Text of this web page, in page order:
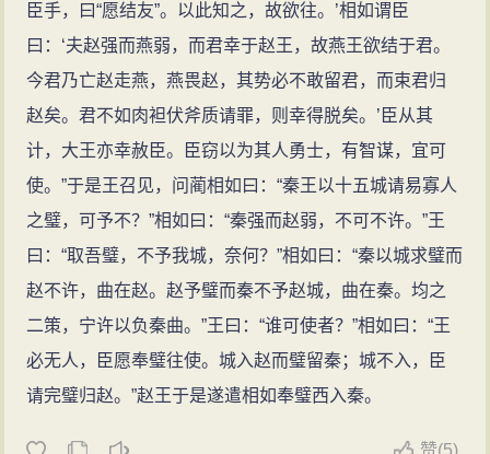
臣手，曰“愿结友”。以此知之，故欲往。’相如谓臣
曰：‘夫赵强而燕弱，而君幸于赵王，故燕王欲结于君。
今君乃亡赵走燕，燕畏赵，其势必不敢留君，而束君归
赵矣。君不如肉袒伏斧质请罪，则幸得脱矣。’臣从其
计，大王亦幸赦臣。臣窃以为其人勇士，有智谋，宜可
使。”于是王召见，问蔺相如曰：“秦王以十五城请易寡人
之璧，可予不？”相如曰：“秦强而赵弱，不可不许。”王
曰：“取吾璧，不予我城，奈何？”相如曰：“秦以城求璧而
赵不许，曲在赵。赵予璧而秦不予赵城，曲在秦。均之
二策，宁许以负秦曲。”王曰：“谁可使者？”相如曰：“王
必无人，臣愿奉璧往使。城入赵而璧留秦；城不入，臣
请完璧归赵。”赵王于是遂遣相如奉璧西入秦。
赞(5)